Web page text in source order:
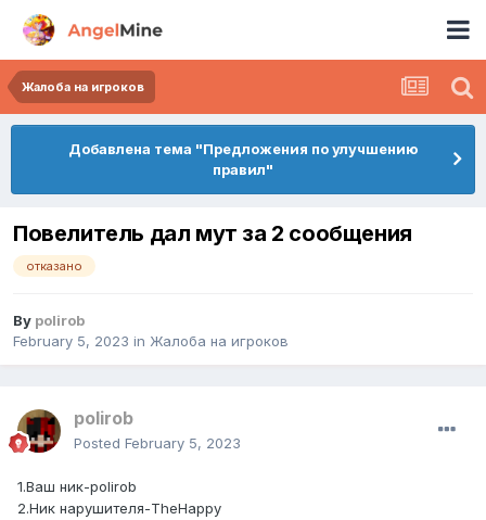
Жалоба на игроков
Добавлена тема "Предложения по улучшению
правил"
Повелитель дал мут за 2 сообщения
отказано
By polirob
February 5, 2023 in Жалоба на игроков
polirob
Posted February 5, 2023
1.Ваш ник-polirob
2.Ник нарушителя-TheHappy